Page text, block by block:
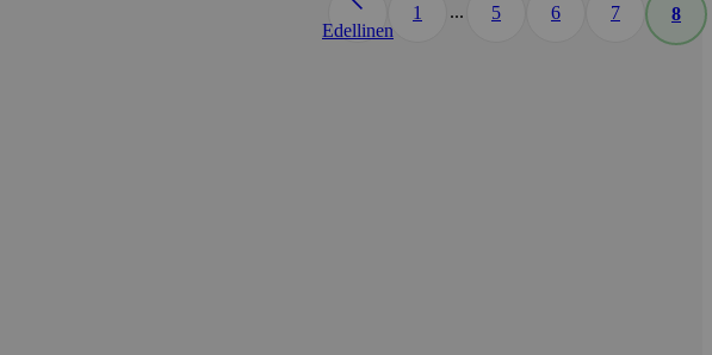
Edellinen
1 ... 5 6 7 8